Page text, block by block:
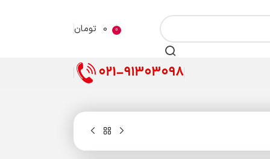
0
0 تومان
021-91303098